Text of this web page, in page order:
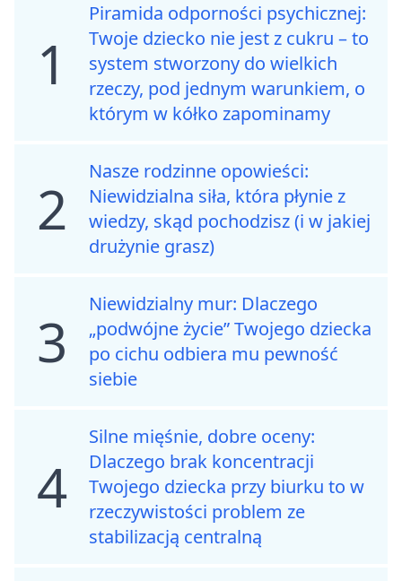
1
Piramida odporności psychicznej:
Twoje dziecko nie jest z cukru – to
system stworzony do wielkich
rzeczy, pod jednym warunkiem, o
którym w kółko zapominamy
2
Nasze rodzinne opowieści:
Niewidzialna siła, która płynie z
wiedzy, skąd pochodzisz (i w jakiej
drużynie grasz)
3
Niewidzialny mur: Dlaczego
„podwójne życie” Twojego dziecka
po cichu odbiera mu pewność
siebie
4
Silne mięśnie, dobre oceny:
Dlaczego brak koncentracji
Twojego dziecka przy biurku to w
rzeczywistości problem ze
stabilizacją centralną